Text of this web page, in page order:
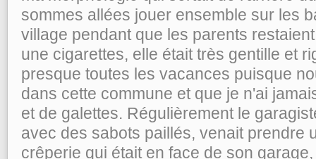
sommes allées jouer ensemble sur les
village pendant que les parents
une cigarettes, elle était très gentille et
presque toutes les vacances puisque
dans cette commune et que je n'ai
et de galettes. Régulièrement le
avec des sabots paillés, venait prendre
crêperie qui était en face de son